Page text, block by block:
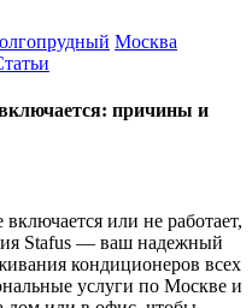
Москва
причины и
или не работает,
Stafus — ваш надежный
кондиционеров всех
услуги по Москве и